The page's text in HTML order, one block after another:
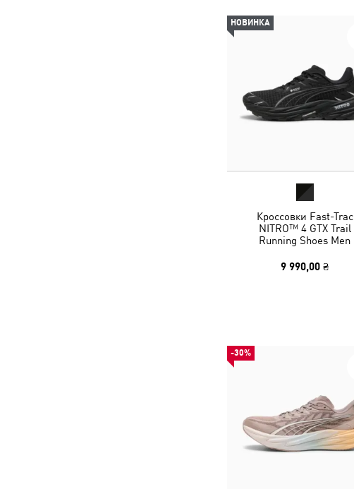
НОВИНКА
Кроссовки Fast-Trac
NITRO™ 4 GTX Trail
Running Shoes Men
9 990,00 ₴
-30%